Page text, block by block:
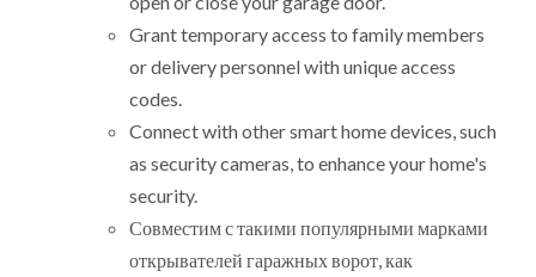
Grant temporary access to family members
or delivery personnel with unique access
codes.
Connect with other smart home devices, such
as security cameras, to enhance your home's
security.
Совместим с такими популярными марками
открывателей гаражных ворот, как